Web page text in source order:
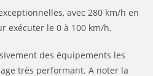
avec 280 km/h en
exécuter le 0 à 100 km/h.
des équipements les
très performant. A noter la